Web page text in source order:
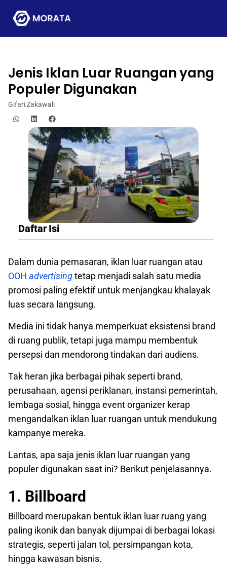
Jenis Iklan Luar Ruangan yang
Populer Digunakan
Gifari Zakawali
Daftar Isi
Dalam dunia pemasaran, iklan luar ruangan atau
OOH advertisingtetap menjadi salah satu media
promosi paling efektif untuk menjangkau khalayak
luas secara langsung.
Media ini tidak hanya memperkuat eksistensi brand
di ruang publik, tetapi juga mampu membentuk
persepsi dan mendorong tindakan dari audiens.
Tak heran jika berbagai pihak seperti brand,
perusahaan, agensi periklanan, instansi pemerintah,
lembaga sosial, hingga event organizer kerap
mengandalkan iklan luar ruangan untuk mendukung
kampanye mereka.
Lantas, apa saja jenis iklan luar ruangan yang
populer digunakan saat ini? Berikut penjelasannya.
1. Billboard
Billboard merupakan bentuk iklan luar ruang yang
paling ikonik dan banyak dijumpai di berbagai lokasi
strategis, seperti jalan tol, persimpangan kota,
hingga kawasan bisnis.